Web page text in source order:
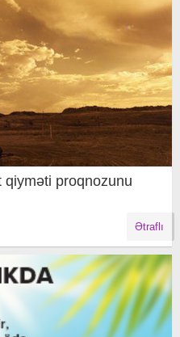
proqnozunu
Ətraflı